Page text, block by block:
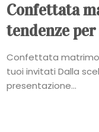
Confettata
tendenze
Confettata
tuoi invitati Dalla
presentazione...